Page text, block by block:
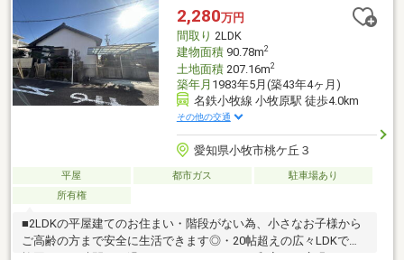
10分名鉄小牧線「味岡」駅 徒歩約14分■ご内覧・ご来店 ご希
望のお客様へ■ご来店・ご案内可能でございます！ご希望のお日
にちをお気軽にご連絡下さいませ♪
2,280万円
間取り 2LDK
建物面積90.78m2
土地面積207.16m2
築年月 1983年5月(築43年4ヶ月)
名鉄小牧線 小牧原駅 徒歩4.0km
その他の交通
愛知県小牧市桃ケ丘３
平屋 都市ガス
駐車場あり
所有権
■2LDKの平屋建てのお住まい・階段がない為、小さなお子様から
ご高齢の方まで安全に生活できます◎・20帖超えの広々LDKで家